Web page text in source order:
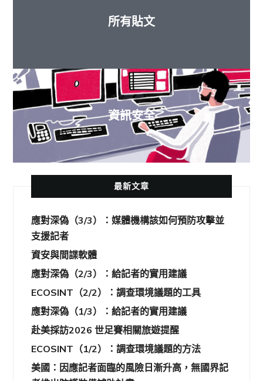
所有貼文
資訊安全
最新文章
應對深偽（3/3）：媒體機構該如何預防攻擊並
支援記者
資安與間諜軟體
應對深偽（2/3）：給記者的實用建議
ECOSINT（2/2）：調查環境議題的工具
應對深偽（1/3）：給記者的實用建議
赴美採訪2026 世足賽相關旅遊提醒
ECOSINT（1/2）：調查環境議題的方法
美國：因應記者面臨的風險日漸升高，無國界記